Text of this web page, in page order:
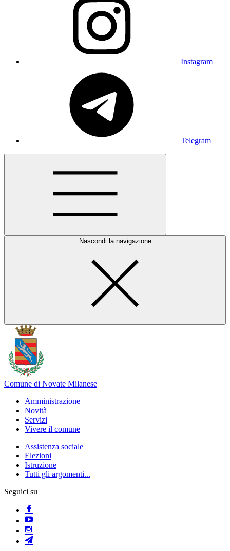
Instagram
Telegram
Nascondi la navigazione
Comune di Novate Milanese
Amministrazione
Novità
Servizi
Vivere il comune
Assistenza sociale
Elezioni
Istruzione
Tutti gli argomenti...
Seguici su